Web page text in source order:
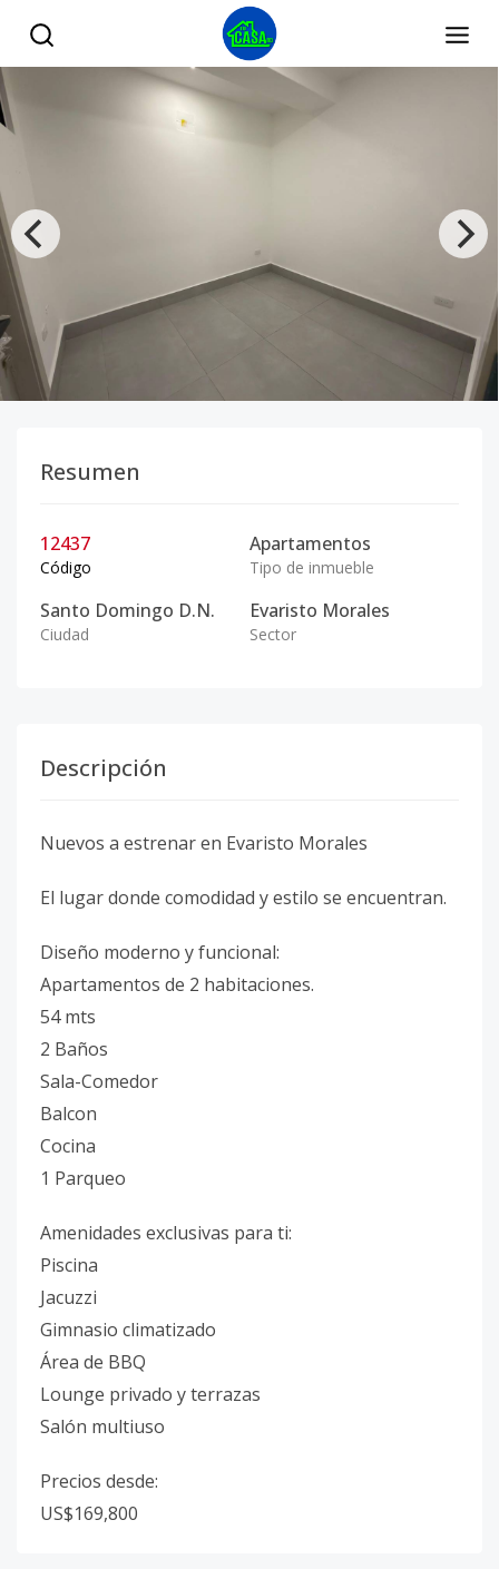
Resumen
12437
Código
Apartamentos
Tipo de inmueble
Santo Domingo D.N.
Ciudad
Evaristo Morales
Sector
Descripción
Nuevos a estrenar en Evaristo Morales
El lugar donde comodidad y estilo se encuentran.
Diseño moderno y funcional:
Apartamentos de 2 habitaciones.
54 mts
2 Baños
Sala-Comedor
Balcon
Cocina
1 Parqueo
Amenidades exclusivas para ti:
Piscina
Jacuzzi
Gimnasio climatizado
Área de BBQ
Lounge privado y terrazas
Salón multiuso
Precios desde:
US$169,800
Apartamentos de 2 Habitaciones en Evaristo Morales - Tu